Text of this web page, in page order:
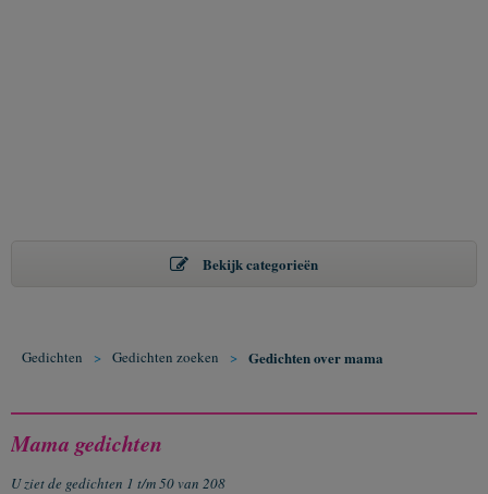
Bekijk categorieën
Gedichten > Gedichten zoeken > Gedichten over mama
Mama gedichten
U ziet de gedichten 1 t/m 50 van 208